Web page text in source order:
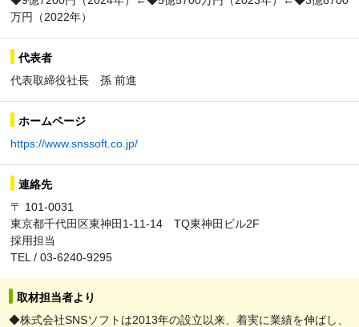
万円（2022年）
代表者
代表取締役社長 孫 前進
ホームページ
https://www.snssoft.co.jp/
連絡先
〒 101-0031
東京都千代田区東神田1-11-14 TQ東神田ビル2F
採用担当
TEL / 03-6240-9295
取材担当者より
◆株式会社SNSソフトは2013年の設立以来、着実に業績を伸ばし、